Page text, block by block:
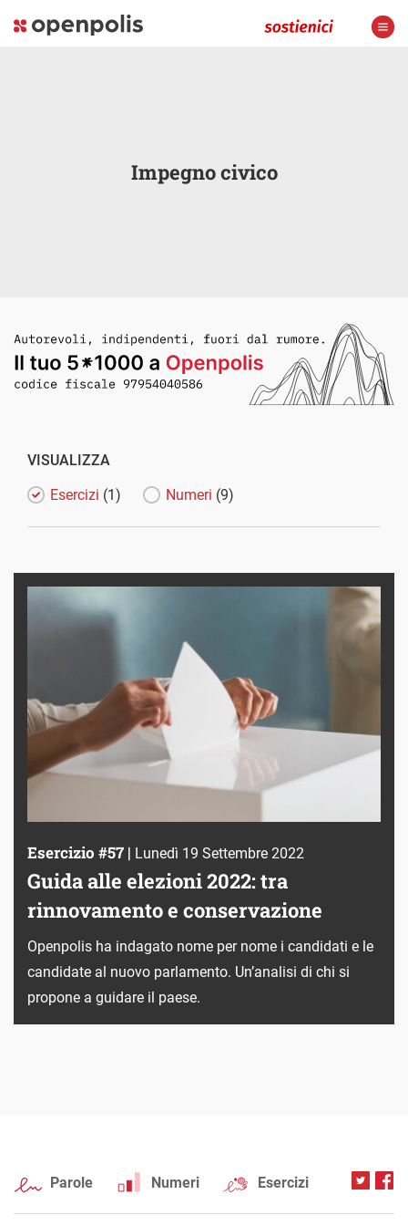
Impegno civico
VISUALIZZA
Esercizi (1) Numeri (9)
Esercizio #57 | Lunedì 19 Settembre 2022
Guida alle elezioni 2022: tra
rinnovamento e conservazione
Openpolis ha indagato nome per nome i candidati e le
candidate al nuovo parlamento. Un’analisi di chi si
propone a guidare il paese.
Parole Numeri Esercizi